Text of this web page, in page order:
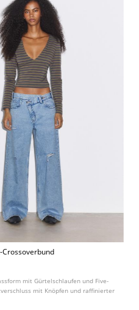
mit Gürtelschlaufen und Five-
mit Knöpfen und raffinierter